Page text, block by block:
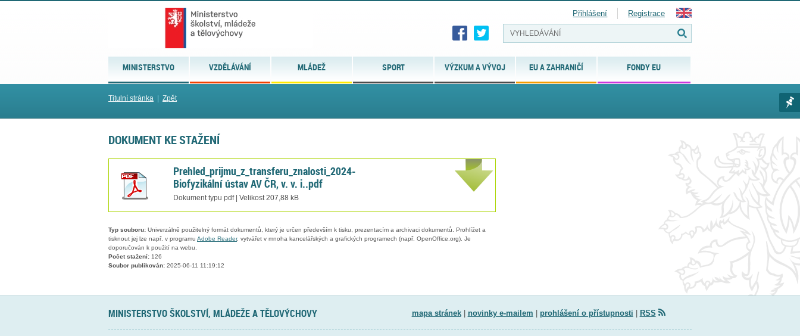
MINISTERSTVO VZDĚLÁVÁNÍ MLÁDEŽ SPORT VÝZKUM A VÝVOJ EU A ZAHRANIČÍ FONDY EU
Přihlášení Registrace
Titulní stránka Zpět
DOKUMENT KE STAŽENÍ
Prehled_prijmu_z_transferu_znalosti_2024-
Biofyzikální ústav AV ČR, v. v. i..pdf
Dokument typu pdf | Velikost 207,88 kB
Typ souboru: Univerzálně použitelný formát dokumentů, který je určen především k tisku, prezentacím a archivaci dokumentů. Prohlížet a
tisknout jej lze např. v programu Adobe Reader, vytvářet v mnoha kancelářských a grafických programech (např. OpenOffice.org). Je
doporučován k použití na webu.
Počet stažení: 126
Soubor publikován: 2025-06-11 11:19:12
MINISTERSTVO ŠKOLSTVÍ, MLÁDEŽE A TĚLOVÝCHOVY mapa stránek| novinky e-mailem prohlášení o přístupnosti RSS